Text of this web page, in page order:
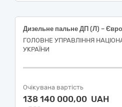
Дизельне пальне ДП (Л) –
ГОЛОВНЕ УПРАВЛІННЯ
УКРАЇНИ
Очікувана вартість
138 140 000,00 UAH